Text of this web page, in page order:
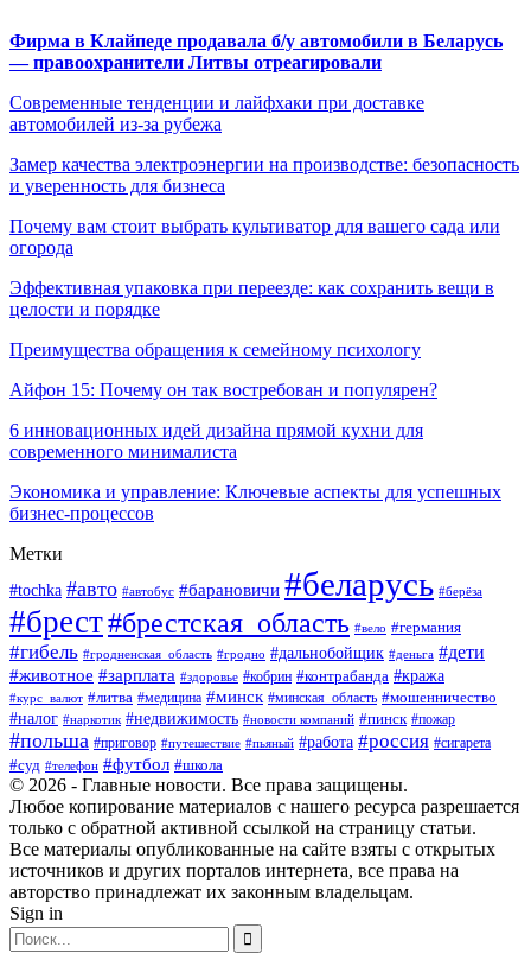
Фирма в Клайпеде продавала б/у автомобили в Беларусь
— правоохранители Литвы отреагировали
Современные тенденции и лайфхаки при доставке
автомобилей из-за рубежа
Замер качества электроэнергии на производстве: безопасность
и уверенность для бизнеса
Почему вам стоит выбрать культиватор для вашего сада или
огорода
Эффективная упаковка при переезде: как сохранить вещи в
целости и порядке
Преимущества обращения к семейному психологу
Айфон 15: Почему он так востребован и популярен?
6 инновационных идей дизайна прямой кухни для
современного минималиста
Экономика и управление: Ключевые аспекты для успешных
бизнес-процессов
Метки
#tochka #авто #автобус #барановичи #беларусь #берёза
#брест#брестская_область #вело #германия
#гибель #гродненская_область #гродно #дальнобойщик #деньга #дети
#животное #зарплата #здоровье #кобрин #контрабанда #кража
#курс_валют #литва #медицина #минск #минская_область #мошенничество
#налог #наркотик #недвижимость #новости компаний #пинск #пожар
#польша #приговор #путешествие #пьяный #работа #россия #сигарета
#суд #телефон #футбол #школа
© 2026 - Главные новости. Все права защищены.
Любое копирование материалов с нашего ресурса разрешается
только с обратной активной ссылкой на страницу статьи.
Все материалы опубликованные на сайте взяты с открытых
источников и других порталов интернета, все права на
авторство принадлежат их законным владельцам.
Sign in